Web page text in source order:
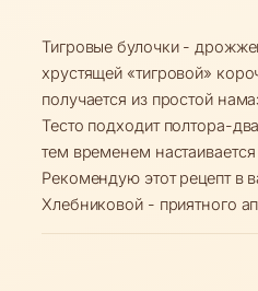
Тигровые булочки -
хрустящей «тигровой»
получается из простой
Тесто подходит полтора-
тем временем
Рекомендую этот рецепт в
Хлебниковой - приятного